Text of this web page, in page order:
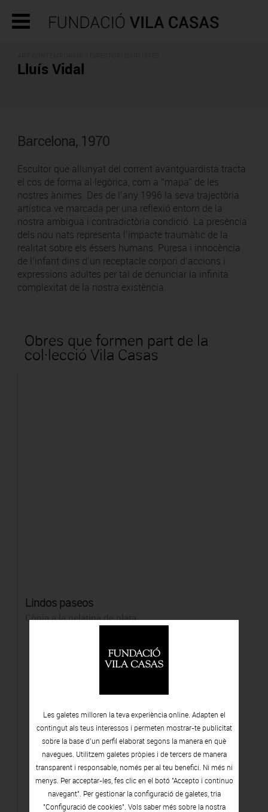
Lluís Vidal
Barcelona, 1970
Escultor que allunyat del corrent avantguardista tracta
el cos de forma al·legòrica, com a “mapa” de les
nostres ànimes. Des de l’any 1996 la seva trajectòria
artística ve marcada per una reflexió entorn de la
nostra ambigua i contradictòria condició. La presència
dels nou nats representa l’impacte traumàtic de la
realitat sobre els éssers humans. Puresa i innocència
de l’infant dins d’un receptacle corpori d’accions i
expressions adultes per tal de denunciar la infinita
complexitat de la nostra existència.
Obres que formen part de la
col·lecció Vila Casas
Lindos paseos
Còpia a la gelatina de plata
Les galetes milloren la teva experiència online. Adapten el
contingut als teus interessos i permeten mostrar-te publicitat
sobre la base d’un perfil elaborat segons la manera en què
navegues. Utilitzem galetes pròpies i de tercers de manera
transparent i responsable, només per al teu benefici. Ni més ni
menys. Per acceptar-les, fes clic en el botó "Accepto i continuo
navegant". Per gestionar la configuració de galetes, tria
"Configuració de cookies". Vols saber més sobre la nostra